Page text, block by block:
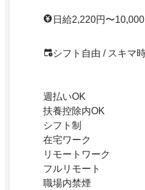
日給2,220円〜10,000
シフト自由 / スキマ
週払いOK
扶養控除内OK
シフト制
在宅ワーク
リモートワーク
フルリモート
職場内禁煙